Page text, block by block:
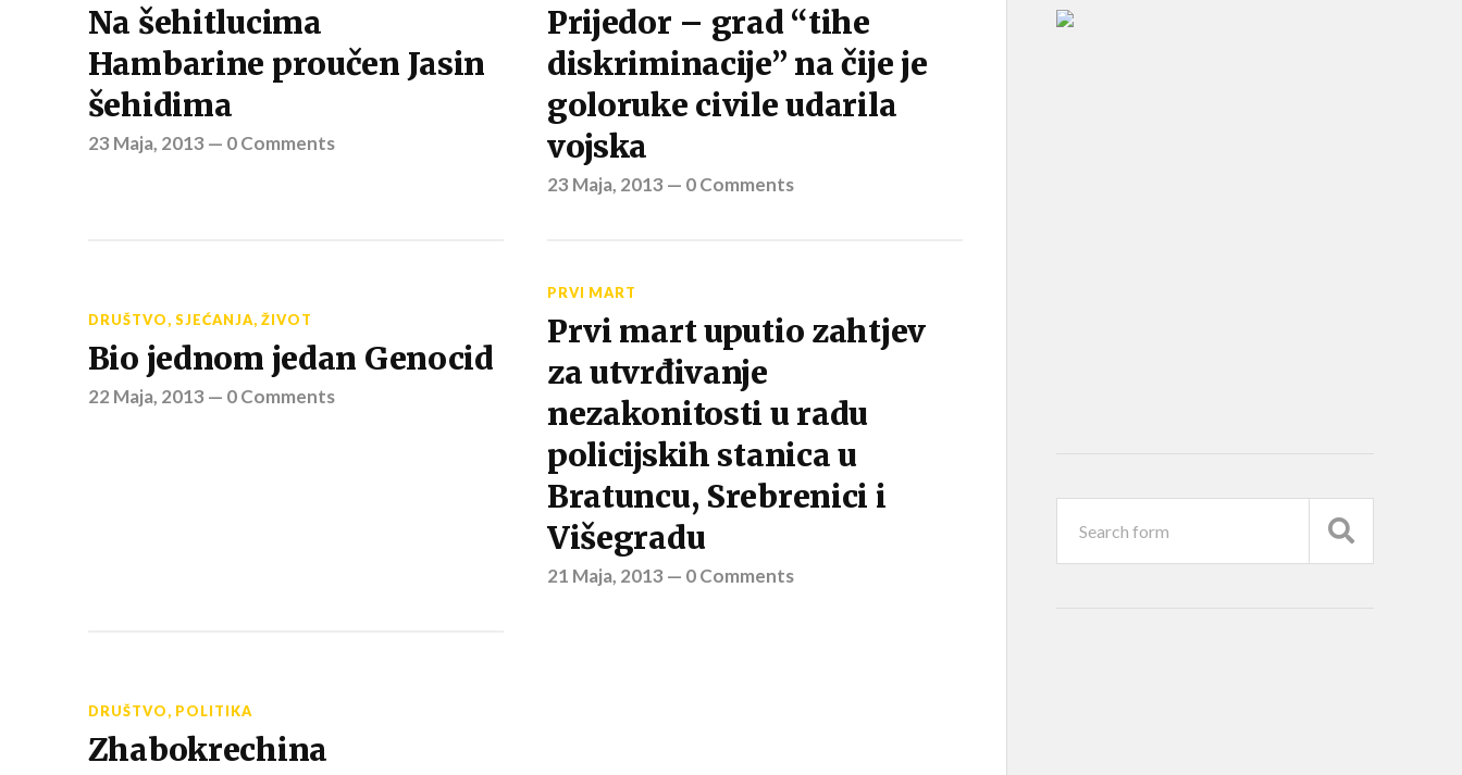
Na šehitlucima
Hambarine proučen Jasin
šehidima
23 Maja, 2013 — 0 Comments
Prijedor – grad “tihe
diskriminacije” na čije je
goloruke civile udarila
vojska
23 Maja, 2013 — 0 Comments
DRUŠTVO, SJEĆANJA, ŽIVOT
Bio jednom jedan Genocid
22 Maja, 2013 — 0 Comments
PRVI MART
Prvi mart uputio zahtjev
za utvrđivanje
nezakonitosti u radu
policijskih stanica u
Bratuncu, Srebrenici i
Višegradu
21 Maja, 2013 — 0 Comments
DRUŠTVO, POLITIKA
Zhabokrechina